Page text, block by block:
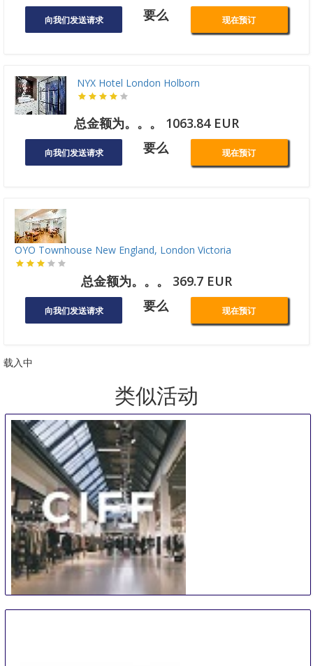
向我们发送请求 要么 现在预订
NYX Hotel London Holborn
总金额为。。。 1063.84 EUR
向我们发送请求 要么 现在预订
OYO Townhouse New England, London Victoria
总金额为。。。 369.7 EUR
向我们发送请求 要么 现在预订
载入中
类似活动